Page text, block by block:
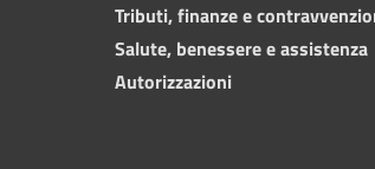
Tributi, finanze e
Salute, benessere e assistenza
Autorizzazioni